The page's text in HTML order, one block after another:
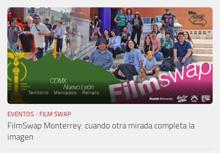
EVENTOS / FILM SWAP
FilmSwap Monterrey: cuando otra mirada completa la
imagen